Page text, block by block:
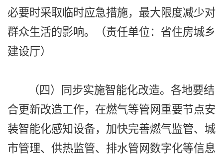
必要时采取临时应急措施，最大限度减少对
群众生活的影响。（责任单位：省住房城乡
建设厅）
（四）同步实施智能化改造。各地要结
合更新改造工作，在燃气等管网重要节点安
装智能化感知设备，加快完善燃气监管、城
市管理、供热监管、排水管网数字化等信息